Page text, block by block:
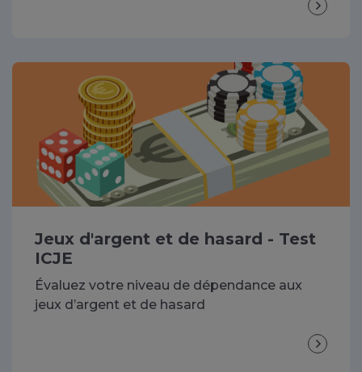
Jeux d'argent et de hasard - Test
ICJE
Évaluez votre niveau de dépendance aux
jeux d’argent et de hasard